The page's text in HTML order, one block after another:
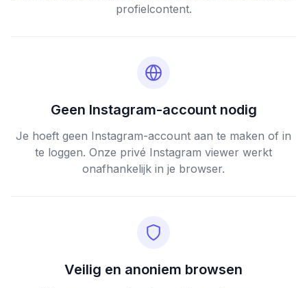
profielcontent.
Geen Instagram-account nodig
Je hoeft geen Instagram-account aan te maken of in
te loggen. Onze privé Instagram viewer werkt
onafhankelijk in je browser.
Veilig en anoniem browsen